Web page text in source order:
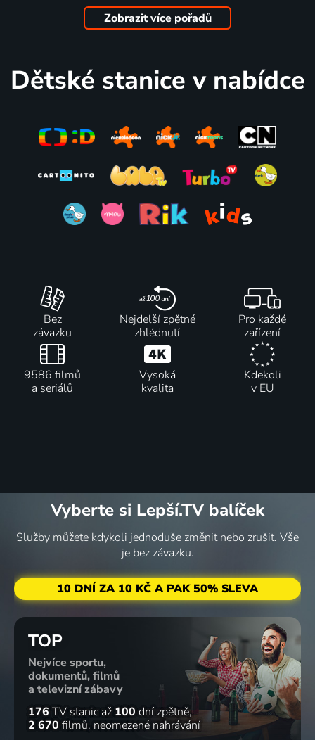
2018-2024 | USA | Animovaný, Dobrodružný, Drama, Fantasy, Komedie, Pohádka, Rodinný, Akční, Science Fiction
jiskra
Batwheels
2018-2022 | USA | Animovaný, Hudební, Komedie, Rodinný
Stavitelé
70% 65 %
33 dílů
Jellystone!
57%
Batwheels
56
70 dílů
Mezi námi
Zobrazit více pořadů
Dětské stanice v nabídce
Bez
závazku
Nejdelší zpětné
zhlédnutí
Pro každé
zařízení
9586 filmů
a seriálů
Vysoká
kvalita
Kdekoli
v EU
Vyberte si Lepší.TV balíček
Služby můžete kdykoli jednoduše změnit nebo zrušit. Vše
je bez závazku.
10 DNÍ ZA 10 KČ A PAK 50% SLEVA
TOP
Nejvíce sportu,
dokumentů, filmů
a televizní zábavy
176 TV stanic až 100 dní zpětně
2 670 filmů neomezené nahrávání